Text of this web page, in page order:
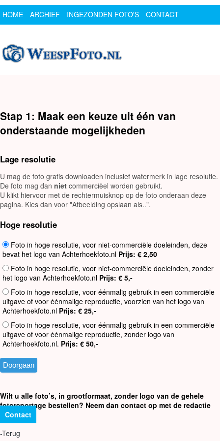
HOME ARCHIEF INGEZONDEN FOTO'S
CONTACT
Stap 1: Maak een keuze uit één van
onderstaande mogelijkheden
Lage resolutie
U mag de foto gratis downloaden inclusief watermerk in lage resolutie.
De foto mag dan niet commerciëel worden gebruikt.
U klikt hiervoor met de rechtermuisknop op de foto onderaan deze
pagina. Kies dan voor "Afbeelding opslaan als..".
Hoge resolutie
Foto in hoge resolutie, voor niet-commerciële doeleinden, deze
bevat het logo van Achterhoekfoto.nl Prijs: € 2,50
Foto in hoge resolutie, voor niet-commerciële doeleinden, zonder
het logo van Achterhoekfoto.nl Prijs: € 5,-
Foto in hoge resolutie, voor éénmalig gebruik in een commerciële
uitgave of voor éénmalige reproductie, voorzien van het logo van
Achterhoekfoto.nl Prijs: € 25,-
Foto in hoge resolutie, voor éénmalig gebruik in een commerciële
uitgave of voor éénmalige reproductie, zonder logo van
Achterhoekfoto.nl. Prijs: € 50,-
Wilt u alle foto’s, in grootformaat, zonder logo van de gehele
fotoreportage bestellen? Neem dan contact op met de redactie
Contact
-Terug